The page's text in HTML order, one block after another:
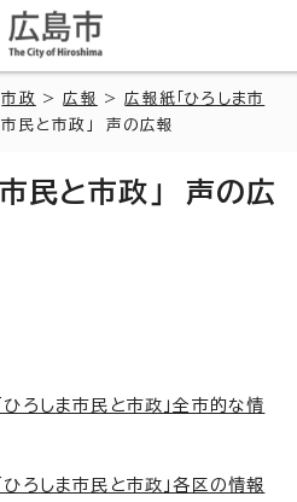
市政 >広報 >広報紙「ひろしま市
民と市政」 声の広報
民と市政」 声の広
ろしま市民と市政」全市的な情
ろしま市民と市政」各区の情報